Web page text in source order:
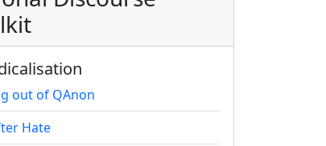
out of QAnon
Hate